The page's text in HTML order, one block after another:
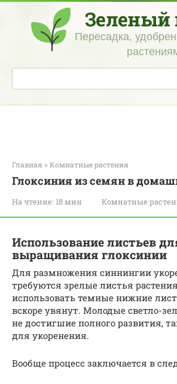
Перейти
контенту
Зеленый
Пересадка,
Поиск:
Главная » Комнатные растения
Глоксиния из семян в
На чтение: 18 мин Комнатные
Использование листьев
выращивания глоксинии
Для размножения синнингии
требуются зрелые листья
использовать темные нижние
вскоре увянут. Молодые светло-
не достигшие полного развития,
для укоренения.
Вообще процесс заключается в